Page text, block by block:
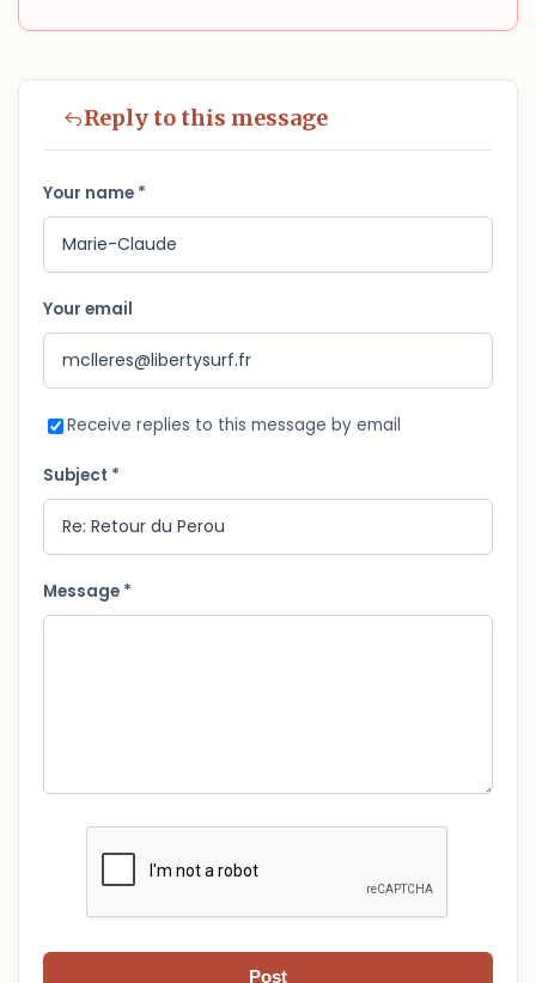
Reply to this message
Your name *
Your email
Receive replies to this message by email
Subject *
Message *
Post